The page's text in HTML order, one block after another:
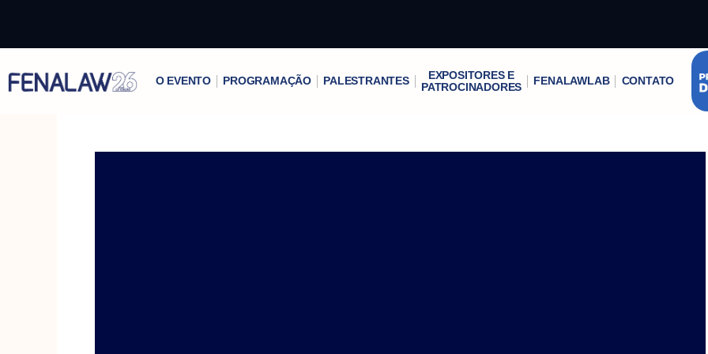
o
conteúdo
O EVENTO PROGRAMAÇÃO PALESTRANTES
EXPOSITORES E
PATROCINADORES
FENALAWLAB CONTATO